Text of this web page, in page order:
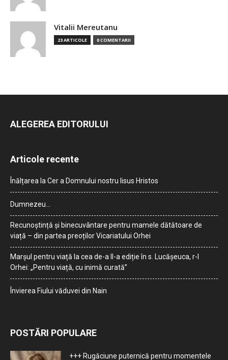
Vitalii Mereutanu
23 ARTICOLE 0 COMENTARII
ALEGEREA EDITORULUI
Articole recente
Înălțarea la Cer a Domnului nostru Iisus Hristos
Dumnezeu…
Recunoștință și binecuvântare pentru mamele dătătoare de
viață – din partea preoților Vicariatului Orhei
Marșul pentru viață la cea de-a II-a ediție în s. Lucășeuca, r-l
Orhei: „Pentru viață, cu inimă curată”
Învierea Fiului văduvei din Nain
POSTĂRI POPULARE
+++ Rugăciune puternică pentru momentele